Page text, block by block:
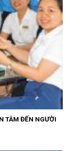
TÂM ĐẾN NGƯỜI